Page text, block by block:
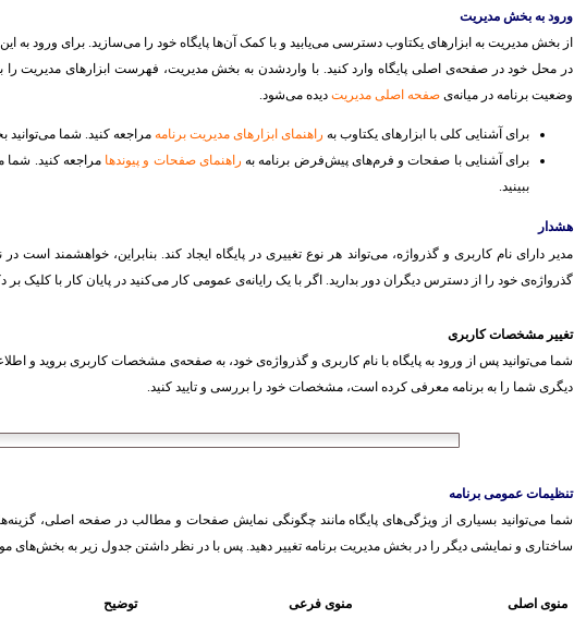
ورود به بخش مدیریت
از بخش مدیریت به ابزارهای یکتاوب دسترسی می‌یابید و با کمک آن‌ها پایگاه خود را می‌سازید. برای ورود به
در محل خود در صفحه‌ی اصلی پایگاه وارد کنید. با واردشدن به بخش مدیریت، فهرست ابزارهای مدیریت
وضعیت برنامه در میانه‌ی صفحه اصلی مدیریت دیده می‌شود.
برای آشنایی کلی با ابزارهای یکتاوب به راهنمای ابزارهای مدیریت برنامه مراجعه کنید. شما
برای آشنایی با صفحات و فرم‌های پیش‌فرض برنامه به راهنمای صفحات و پیوند‌ها مراجعه کنید. شما
ببینید.
هشدار
مدیر دارای نام کاربری و گذرواژه، می‌تواند هر نوع تغییری در پایگاه ایجاد کند. بنابراین، خواهشمند است
گذرواژه‌ی خود را از دسترس دیگران دور بدارید. اگر با یک رایانه‌ی عمومی کار می‌کنید در پایان کار با کلیک بر
تغییر مشخصات کاربری
شما می‌توانید پس از ورود به پایگاه با نام کاربری و گذرواژه‌ی خود، به صفحه‌ی مشخصات کاربری بروید و
دیگری شما را به برنامه معرفی کرده است، مشخصات خود را بررسی و تایید کنید.
تنظیمات عمومی برنامه
شما می‌توانید بسیاری از ویژگی‌های پایگاه مانند چگونگی نمایش صفحات و مطالب در صفحه اصلی،
ساختاری و نمایشی دیگر را در بخش مدیریت برنامه تغییر دهید. پس با در نظر داشتن جدول زیر به بخش‌‌های
منوی اصلی منوی فرعی توضیح